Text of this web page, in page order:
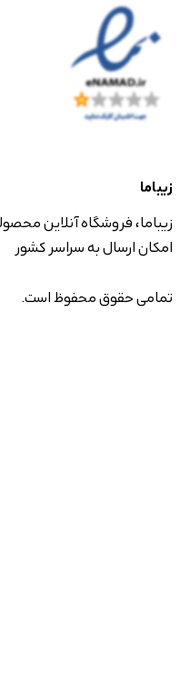
زیباما
زیباما، فروشگاه آنلاین
امکان ارسال به سراسر کشور
تمامی حقوق محفوظ است.